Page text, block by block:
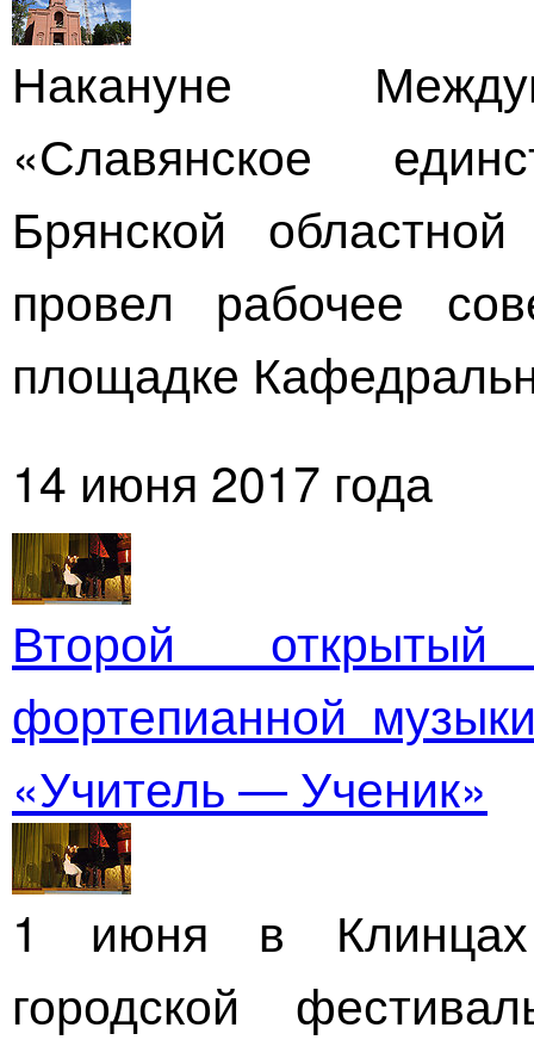
Накануне
«Славянское
Брянской
провел рабочее
площадке
14 июня 2017 года
Второй
фортепианной
«Учитель — Ученик»
1 июня в Клинцах
городской